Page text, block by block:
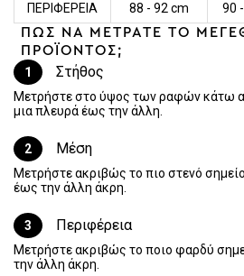
ΠΕΡΙΦΕΡΕΙΑ 88 - 92 cm 90
ΠΩΣ ΝΑ ΜΕΤΡΑΤΕ ΤΟ
ΠΡΟΪΟΝΤΟΣ;
1
Στήθος
Μετρήστε στο ύψος των ραφών κάτω
μια πλευρά έως την άλλη.
2 Μέση
Μετρήστε ακριβώς το πιο στενό
έως την άλλη άκρη.
3 Περιφέρεια
Μετρήστε ακριβώς το ποιο φαρδύ
την άλλη άκρη.